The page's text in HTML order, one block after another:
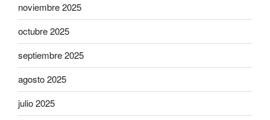
noviembre 2025
octubre 2025
septiembre 2025
agosto 2025
julio 2025